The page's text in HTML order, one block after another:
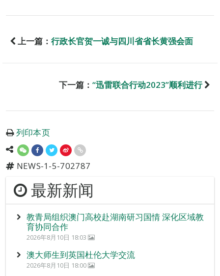
上一篇： 行政长官贺一诚与四川省省长黄强会面
下一篇： “迅雷联合行动2023”顺利进行
列印本页
NEWS-1-5-702787
最新新闻
教青局组织澳门高校赴湖南研习国情 深化区域教
育协同合作
2026年8月10日 18:03
澳大师生到英国杜伦大学交流
2026年8月10日 18:00